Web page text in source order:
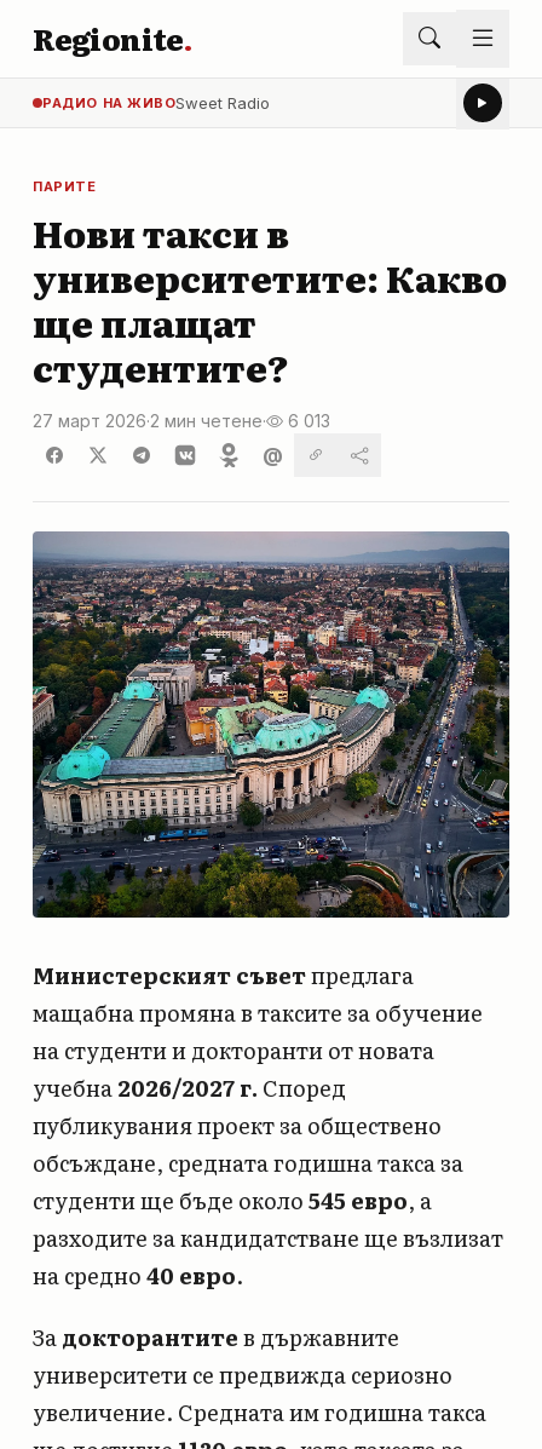
Regionite.
РАДИО НА ЖИВОSweet Radio
ПАРИТЕ
Нови такси в
университетите: Какво
ще плащат
студентите?
27 март 2026·2 мин четене· 6 013
@
Министерският съветпредлага
мащабна промяна в таксите за обучение
на студенти и докторанти от новата
учебна2026/2027 г. Според
публикувания проект за обществено
обсъждане, средната годишна такса за
студенти ще бъде около545 евро, а
разходите за кандидатстване ще възлизат
на средно40 евро.
Задокторантитев държавните
университети се предвижда сериозно
увеличение. Средната им годишна такса